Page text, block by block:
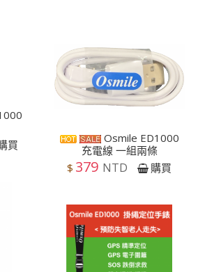
買
Osmile ED1000
充電線 一組兩條
$ 379 NTD 購買